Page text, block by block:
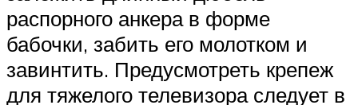
распорного анкера в форме
бабочки, забить его молотком и
завинтить. Предусмотреть крепеж
для тяжелого телевизора следует в